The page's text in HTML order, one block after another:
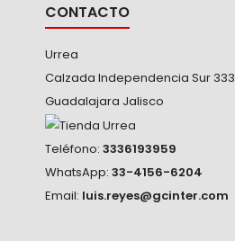
CONTACTO
Urrea
Calzada Independencia Sur 333
Guadalajara Jalisco
Teléfono: 3336193959
WhatsApp: 33-4156-6204
Email: luis.reyes@gcinter.com